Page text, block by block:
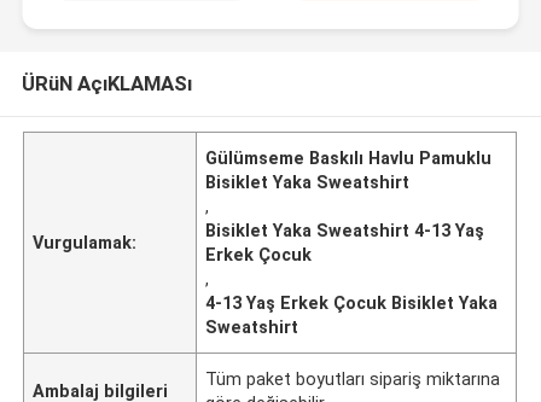
ÜRüN AçıKLAMASı
Vurgulamak:
Gülümseme Baskılı Havlu Pamuklu
Bisiklet Yaka Sweatshirt
,
Bisiklet Yaka Sweatshirt 4-13 Yaş
Erkek Çocuk
,
4-13 Yaş Erkek Çocuk Bisiklet Yaka
Sweatshirt
Ambalaj bilgileri
Tüm paket boyutları sipariş miktarına